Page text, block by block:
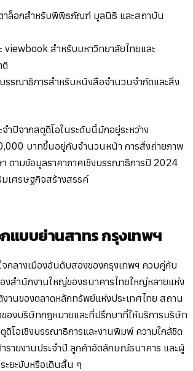
าล็อกสำหรับพิพิธภัณฑ์ มูลนิธิ และสถาบัน
viewbook สำหรับมหาวิทยาลัยไทยและ
ติ
รรณาธิการสำหรับหนังสือจำนวนจำกัดและสิ่ง
จำปีจากสตูดิโอในระดับนี้มักอยู่ระหว่าง
บาทขึ้นอยู่กับจำนวนหน้า การสั่งถ่ายภาพ
ตามข้อมูลราคาภาคเชิงบรรณาธิการปี 2024
เศรษฐกิจสร้างสรรค์
แบบย่านสาทร กรุงเทพฯ
กลางเมืองอันดับสองของกรุงเทพฯ ควบคู่กับ
สำนักงานใหญ่ของธนาคารไทยใหญ่หลายแห่ง
านของตลาดหลักทรัพย์แห่งประเทศไทย สถาน
ของบริษัทกฎหมายและที่ปรึกษาที่ให้บริการบริษัท
ดิโอเชิงบรรณาธิการและงานพิมพ์ ความใกล้ชิด
รายงานประจำปี ลูกค้าอัตลักษณ์ธนาคาร และผู้
ยะขับหรือเดินสั้น ๆ